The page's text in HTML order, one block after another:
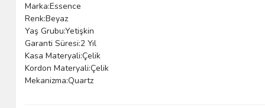
Marka:Essence
Renk:Beyaz
Yaş Grubu:Yetişkin
Garanti Süresi:2 Yıl
Kasa Materyali:Çelik
Kordon Materyali:Çelik
Mekanizma:Quartz